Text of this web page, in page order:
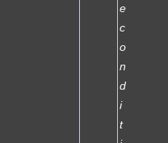
e
c
o
n
d
i
t